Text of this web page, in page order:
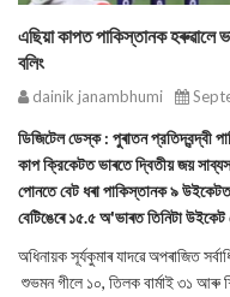
এছিয়া কাপত পাকিস্তানক হৰুৱালে
বলিং
dainik janambhumi
ডিজিটেল ডেস্ক : পুৰাতন প্রতিদ্বন্দ্বী
কাপ ক্রিকেটত ভাৰতে দ্বিতীয় জয়
পোনতে বেট ধৰা পাকিস্তানক ৯
বেটিঙেৰে ১৫.৫ অ'ভাৰত তিনিটা
অধিনায়ক সূর্যকুমাৰ যাদৱে অপৰাজিত
শুভমন গীলে ১০, তিলক বার্মাই ৩১ আৰু